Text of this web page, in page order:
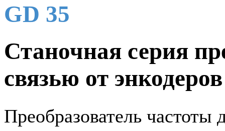
GD 35
Станочная серия
связью от энкодеров
Преобразователь